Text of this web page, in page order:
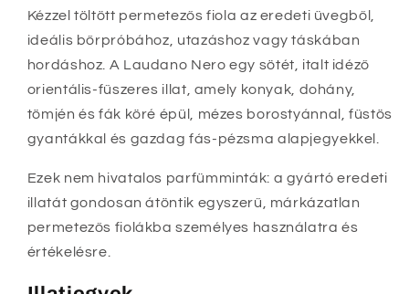
Kézzel töltött permetezős fiola az eredeti üvegből,
ideális bőrpróbához, utazáshoz vagy táskában
hordáshoz. A Laudano Nero egy sötét, italt idéző
orientális-fűszeres illat, amely konyak, dohány,
tömjén és fák köré épül, mézes borostyánnal, füstös
gyantákkal és gazdag fás-pézsma alapjegyekkel.
Ezek nem hivatalos parfümminták: a gyártó eredeti
illatát gondosan átöntik egyszerű, márkázatlan
permetezős fiolákba személyes használatra és
értékelésre.